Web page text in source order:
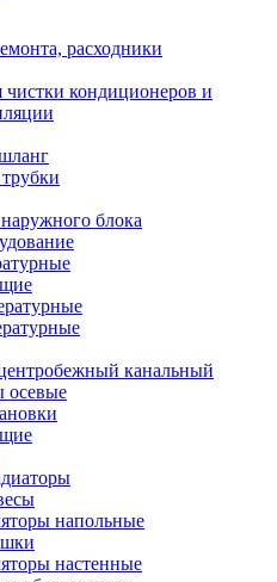
расходники
чистки кондиционеров и
блока
канальный
осевые
напольные
настенные